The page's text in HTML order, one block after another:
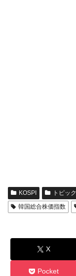
KOSPI トピック
韓国総合株価指数
X
Pocket